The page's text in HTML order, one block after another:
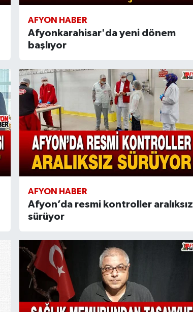
AFYON HABER
Afyonkarahisar'da yeni dönem
başlıyor
AFYON HABER
Afyon’da resmi kontroller aralıksız
sürüyor